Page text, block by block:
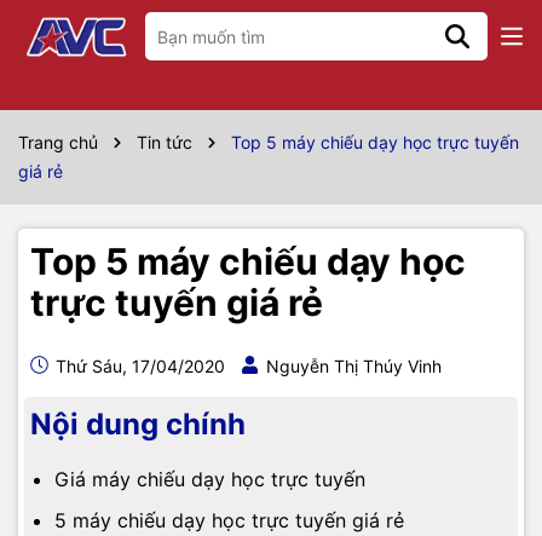
Trang chủ Tin tức
Top 5 máy chiếu dạy học trực tuyến
giá rẻ
Top 5 máy chiếu dạy học
trực tuyến giá rẻ
Thứ Sáu, 17/04/2020 Nguyễn Thị Thúy Vinh
Nội dung chính
Giá máy chiếu dạy học trực tuyến
5 máy chiếu dạy học trực tuyến giá rẻ